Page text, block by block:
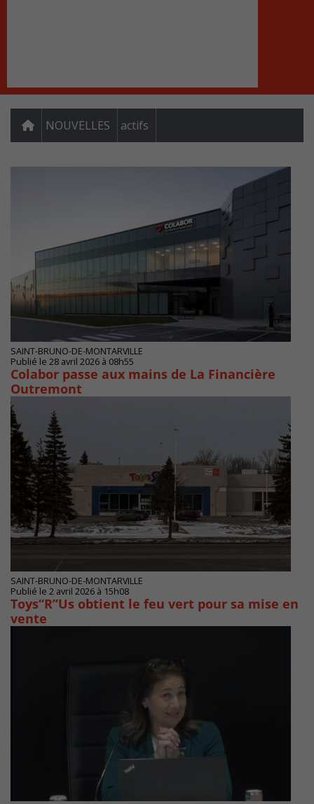
NOUVELLES actifs
SAINT-BRUNO-DE-MONTARVILLE
Publié le 28 avril 2026 à 08h55
Colabor passe aux mains de La Financière
Outremont
SAINT-BRUNO-DE-MONTARVILLE
Publié le 2 avril 2026 à 15h08
Toys“R”Us obtient le feu vert pour sa mise en
vente